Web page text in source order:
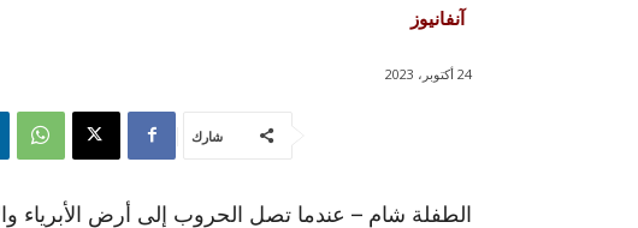
آنفانيوز
24 أكتوبر، 2023
شارك
الطفلة شام – عندما تصل الحروب إلى أرض الأبرياء